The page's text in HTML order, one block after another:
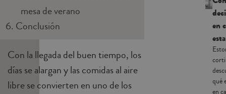
mesa de verano
6. Conclusión
Con la llegada del buen tiempo, los
días se alargan y las comidas al aire
libre se convierten en uno de los
en
qué